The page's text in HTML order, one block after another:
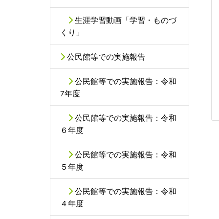
生涯学習動画「学習・ものづ
くり」
公民館等での実施報告
公民館等での実施報告：令和
7年度
公民館等での実施報告：令和
６年度
公民館等での実施報告：令和
５年度
公民館等での実施報告：令和
４年度